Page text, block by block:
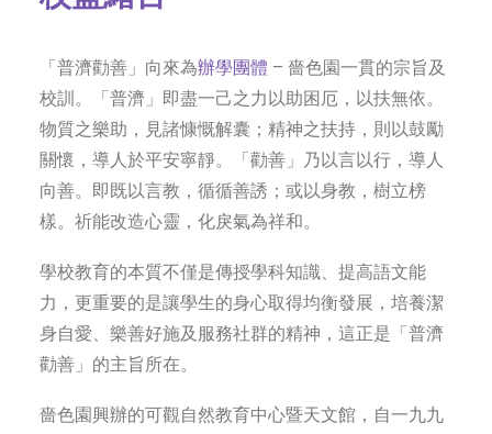
「普濟勸善」向來為辦學團體 – 嗇色園一貫的宗旨及
校訓。「普濟」即盡一己之力以助困厄，以扶無依。
物質之樂助，見諸慷慨解囊；精神之扶持，則以鼓勵
關懷，導人於平安寧靜。「勸善」乃以言以行，導人
向善。即既以言教，循循善誘；或以身教，樹立榜
樣。祈能改造心靈，化戾氣為祥和。
學校教育的本質不僅是傳授學科知識、提高語文能
力，更重要的是讓學生的身心取得均衡發展，培養潔
身自愛、樂善好施及服務社群的精神，這正是「普濟
勸善」的主旨所在。
嗇色園興辦的可觀自然教育中心暨天文館，自一九九